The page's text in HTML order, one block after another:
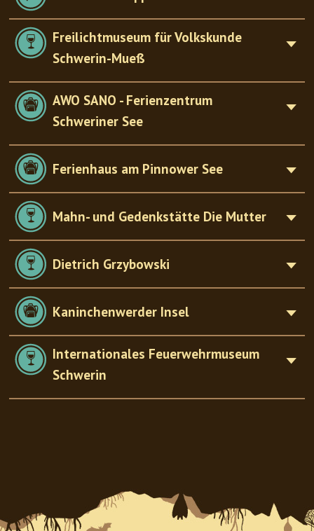
Freilichtmuseum für Volkskunde
Schwerin-Mueß
AWO SANO - Ferienzentrum
Schweriner See
Ferienhaus am Pinnower See
Mahn- und Gedenkstätte Die Mutter
Dietrich Grzybowski
Kaninchenwerder Insel
Internationales Feuerwehrmuseum
Schwerin